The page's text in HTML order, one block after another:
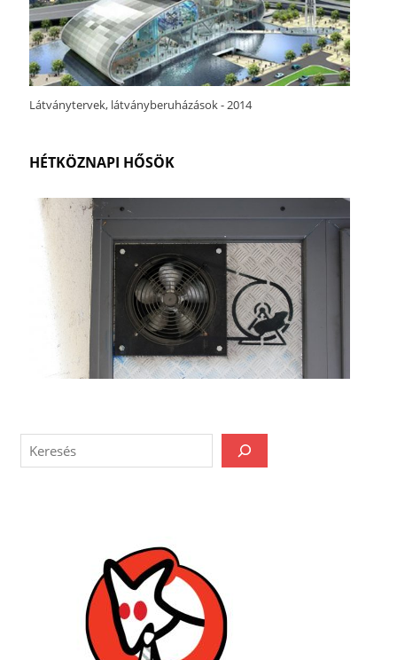
Látványtervek, látványberuházások - 2014
HÉTKÖZNAPI HŐSÖK